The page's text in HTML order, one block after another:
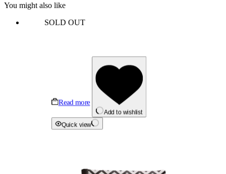
You might also like
SOLD OUT
Read more
Add to wishlist
Quick view